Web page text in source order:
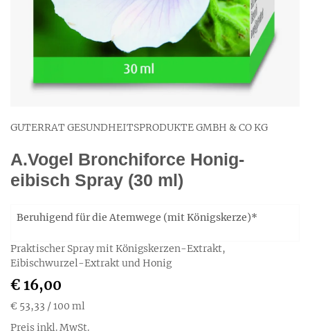
GUTERRAT GESUNDHEITSPRODUKTE GMBH & CO KG
A.Vogel Bronchiforce Honig-
eibisch Spray (30 ml)
Beruhigend für die Atemwege (mit Königskerze)*
Praktischer Spray mit Königskerzen-Extrakt,
Eibischwurzel-Extrakt und Honig
€ 16,00
€ 53,33 / 100 ml
Preis inkl. MwSt.